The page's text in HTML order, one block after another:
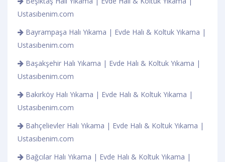
Ustasıbenim.com
Bayrampaşa Halı Yıkama | Evde Halı & Koltuk Yıkama |
Ustasıbenim.com
Başakşehir Halı Yıkama | Evde Halı & Koltuk Yıkama |
Ustasıbenim.com
Bakırköy Halı Yıkama | Evde Halı & Koltuk Yıkama |
Ustasıbenim.com
Bahçelievler Halı Yıkama | Evde Halı & Koltuk Yıkama |
Ustasıbenim.com
Bağcılar Halı Yıkama | Evde Halı & Koltuk Yıkama |